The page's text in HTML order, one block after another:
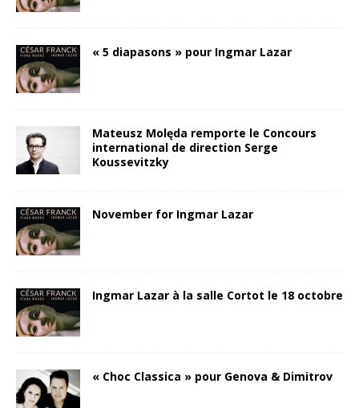
« 5 diapasons » pour Ingmar Lazar
Mateusz Molęda remporte le Concours
international de direction Serge
Koussevitzky
November for Ingmar Lazar
Ingmar Lazar à la salle Cortot le 18 octobre
« Choc Classica » pour Genova & Dimitrov